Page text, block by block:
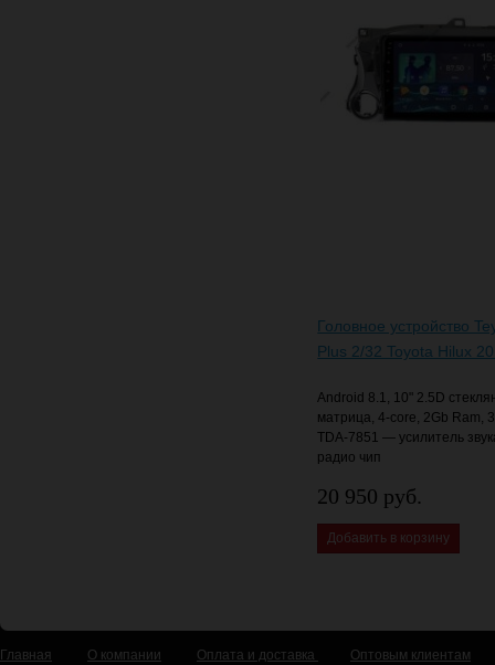
Головное устройство
Plus 2/32 Toyota Hilux
Android 8.1, 10" 2.5D
матрица, 4-core, 2Gb Ram,
TDA-7851 — усилитель
радио чип
20 950 руб.
Добавить в корзину
Главная О компании Оплата и доставка
Оптовым клиентам